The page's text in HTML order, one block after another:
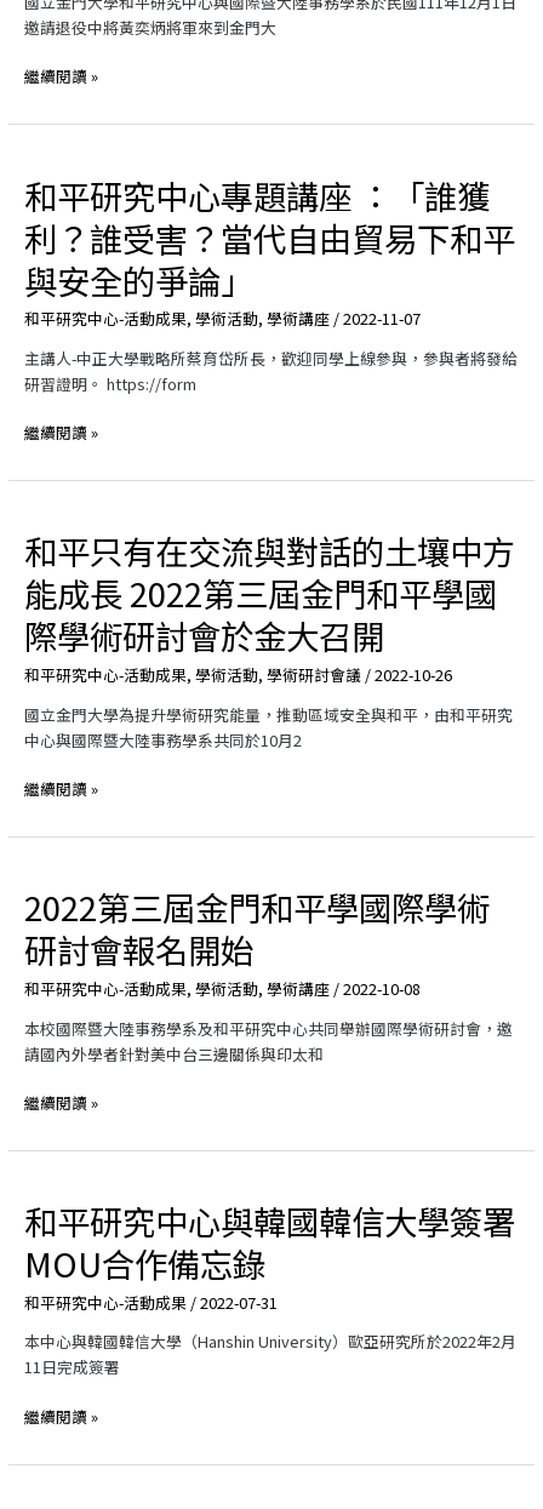
功
能
邀請退役中將黃奕炳將軍來到金門大
點
究：
戰
的
角
度
探
討
和
平
的
價
繼續閱讀 »
和平研究中心專題講座 ：「誰獲
利？誰受害？當代自由貿易下和平
與安全的爭論」
和平研究中心-活動成果, 學術活動, 學術講座/2022-11-07
主講人-中正大學戰略所蔡育岱所長，歡迎同學上線參與，參與者將發給
研習證明。 https://form
和
平
研
究
中
心
題
講
：
誰
受
害？
當
代
自
貿
易
和
全
的
爭
繼續閱讀 »
和平只有在交流與對話的土壤中方
能成長 2022第三屆金門和平學國
際學術研討會於金大召開
和平研究中心-活動成果, 學術活動, 學術研討會議/2022-10-26
國立金門大學為提升學術研究能量，推動區域安全與和平，由和平研究
中心與國際暨大陸事務學系共同於10月2
和
平
只
有
在
交
與
對
的
方
能
成
2022
第
三
金
和
學
國
際
學
術
研
討
於
金
繼續閱讀 »
2022第三屆金門和平學國際學術
研討會報名開始
和平研究中心-活動成果, 學術活動, 學術講座/2022-10-08
本校國際暨大陸事務學系及和平研究中心共同舉辦國際學術研討會，邀
請國內外學者針對美中台三邊關係與印太和
2022
第
三
金
門
和
學
際
術
研
討
會
報
名
開
繼續閱讀 »
和平研究中心與韓國韓信大學簽署
MOU合作備忘錄
和平研究中心-活動成果 /2022-07-31
本中心與韓國韓信大學（Hanshin University）歐亞研究所於2022年2月
11日完成簽署
和
平
研
中
心
與
國
信
繼續閱讀 »